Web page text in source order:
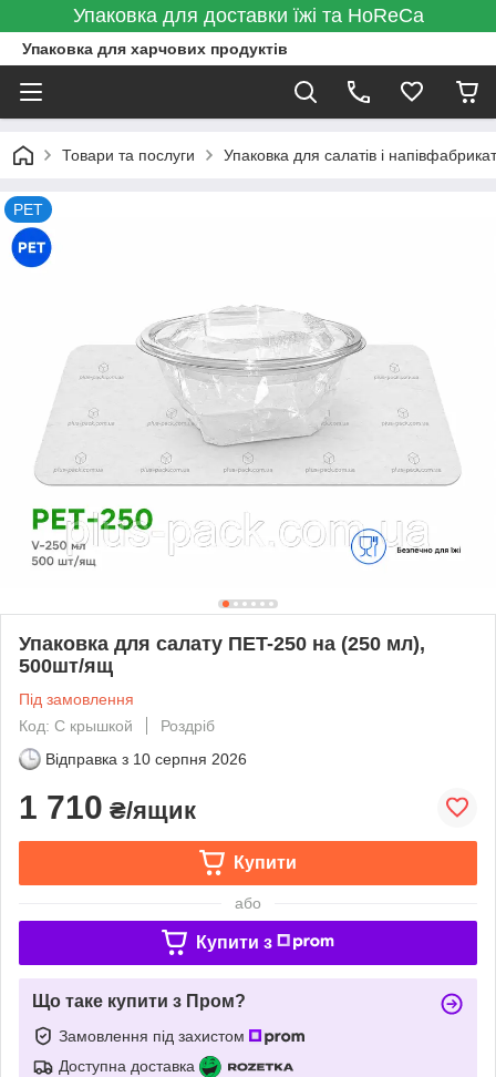
Упаковка для доставки їжі та HoReCa
Упаковка для харчових продуктів
Товари та послуги Упаковка для салатів і
PET
Упаковка для салату ПET-250 на (250 мл),
500шт/ящ
Під замовлення
Код: С крышкой
Роздріб
Відправка з 10 серпня 2026
1 710 ₴/ящик
Купити
або
Купити з
Що таке купити з Пром?
Замовлення під захистом
Доступна доставка